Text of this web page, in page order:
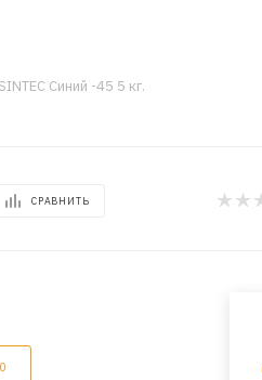
Синий -45 5 кг.
СРАВНИТЬ